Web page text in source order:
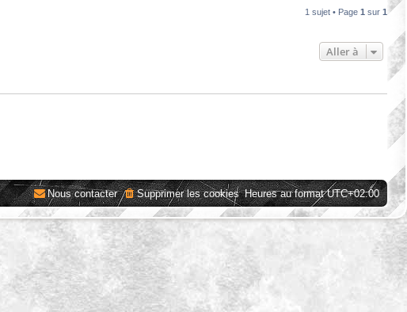
1 sujet • Page 1 sur 1
Aller à
Heures au formatUTC+02:00
Supprimer les cookies
Nous contacter